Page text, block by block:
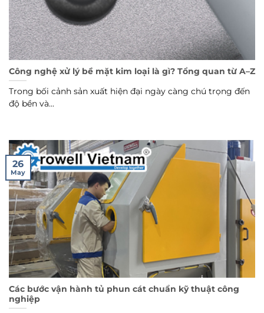
Công nghệ xử lý bề mặt kim loại là gì? Tổng quan từ A–Z
Trong bối cảnh sản xuất hiện đại ngày càng chú trọng đến
độ bền và...
Các bước vận hành tủ phun cát chuẩn kỹ thuật công
nghiệp
26
May